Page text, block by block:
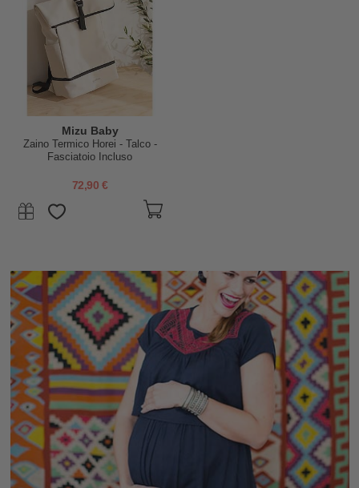
Mizu Baby
Zaino Termico Horei - Talco -
Fasciatoio Incluso
72,90 €